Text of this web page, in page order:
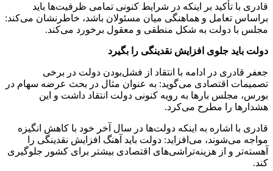
قادری با تأکید بر اینکه در شرایط کنونی تمامی ظرفیت‌ها باید
براساس تعامل و هماهنگی میان مسئولان باشد، خاطرنشان می‌کند:
مجلس با دولت به شکل منطقی و معقول برخورد می‌کند.
دولت باید جلوی افزایش نقدینگی را بگیرد
جعفر قادری در ادامه با انتقاد از فشل‌بودن دولت در برخی
تصمیمات اقتصادی می‌گوید: به عنوان مثال در بحث عرضه سهام در
بورس، مجلس بارها به رویه کنونی دولت انتقاد داشت و این
هشدارها را مطرح می‌کرد.
قادری با اشاره به اینکه دولت‌ها در سال آخر خود با کاهش انگیزه
مواجه می‌شوند، می‌افزاید: دولت باید آهنگ افزایش نقدینگی را
آهسته‌تر و از هزینه‌تراشی‌های اقتصادی بیشتر برای کشور جلوگیری
کند.